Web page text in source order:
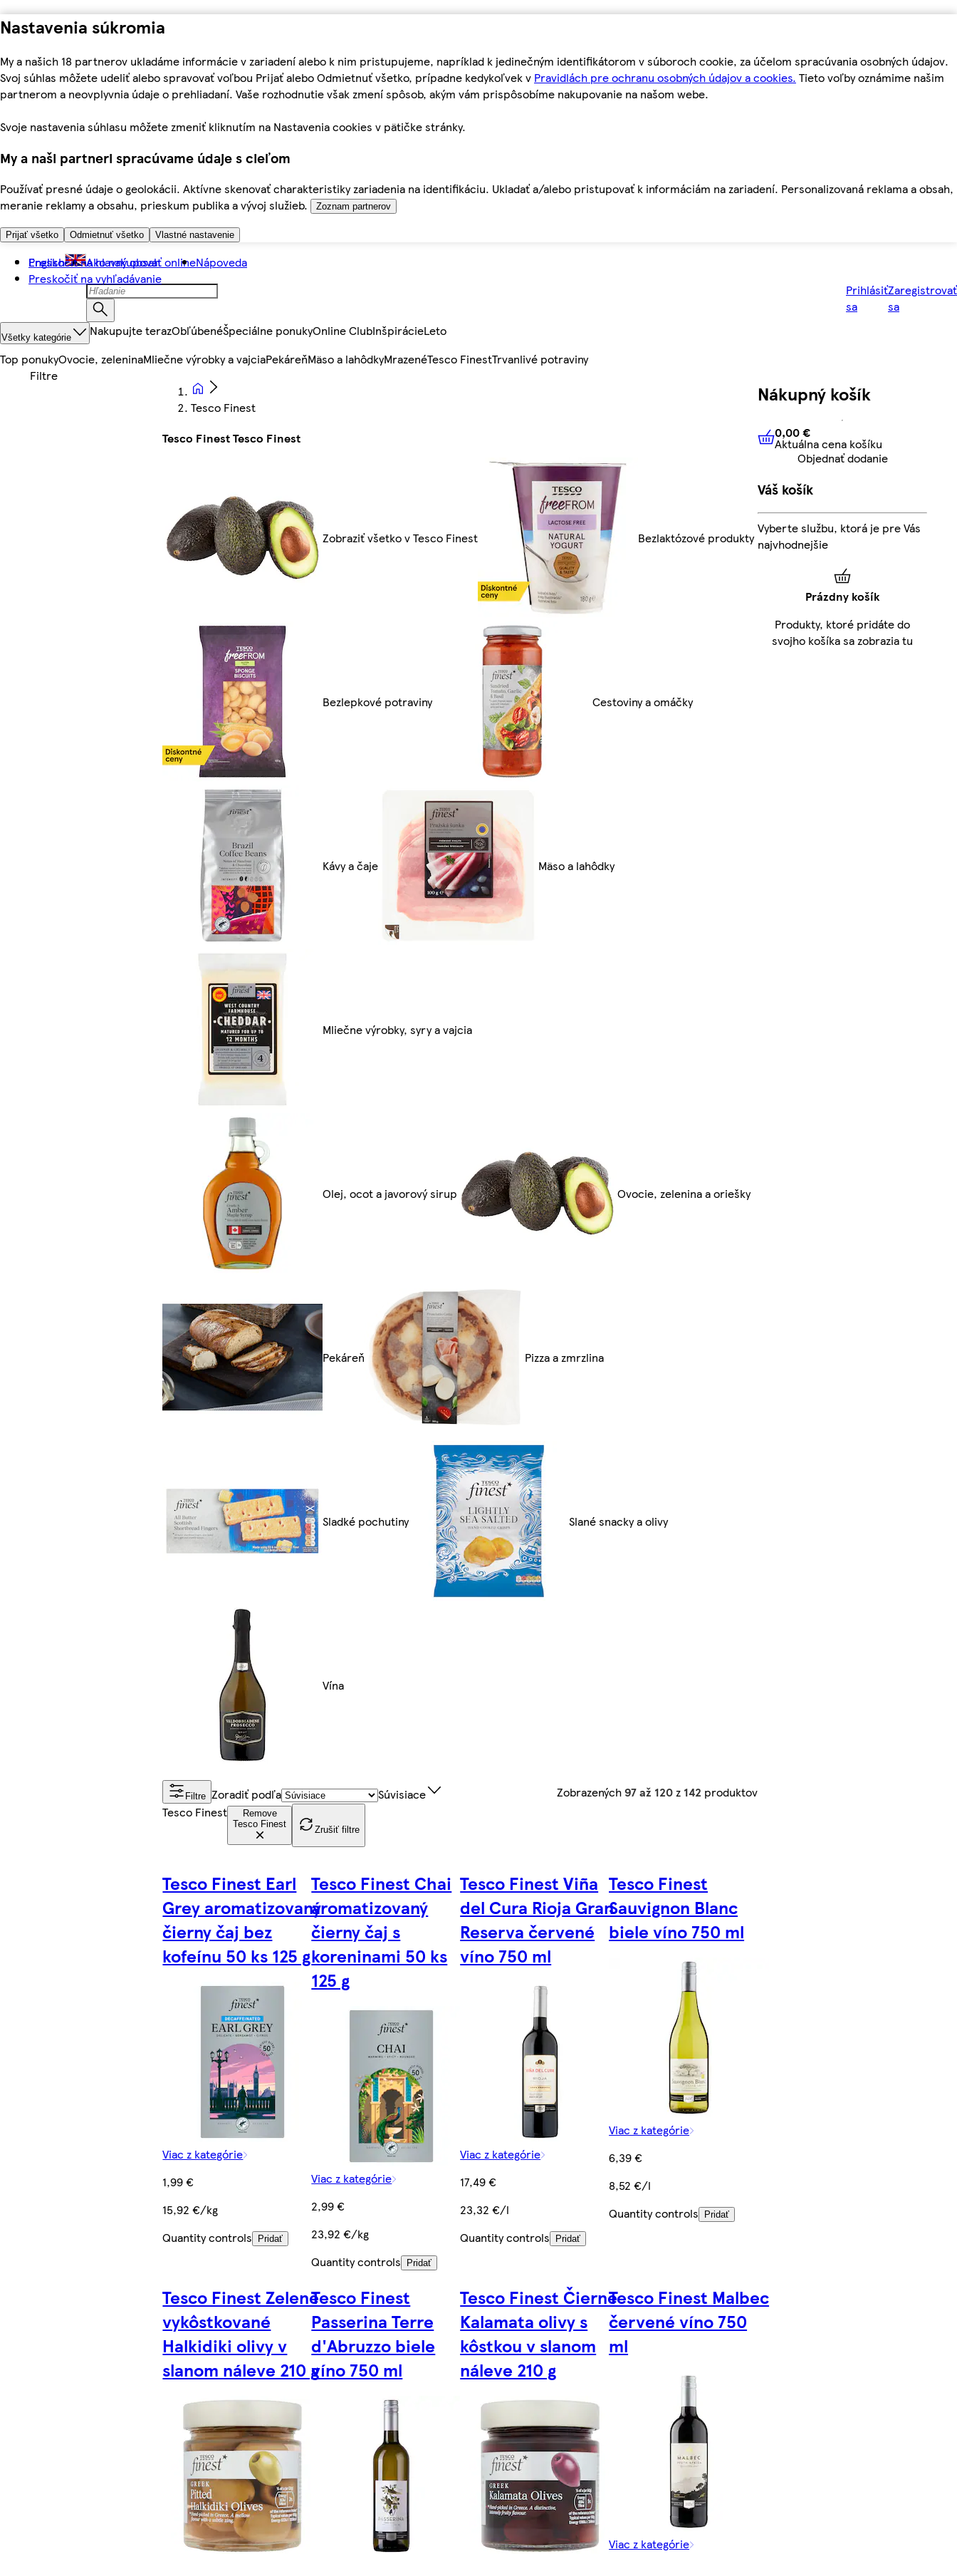
Nastavenia súkromia
My a našich 18 partnerov ukladáme informácie v zariadení alebo k nim pristupujeme, napríklad k jedinečným identifikátorom v súboroch cookie, za účelom spracúvania osobných údajov.
Svoj súhlas môžete udeliť alebo spravovať voľbou Prijať alebo Odmietnuť všetko, prípadne kedykoľvek v Pravidlách pre ochranu osobných údajov a cookies. Tieto voľby oznámime našim
partnerom a neovplyvnia údaje o prehliadaní. Vaše rozhodnutie však zmení spôsob, akým vám prispôsobíme nakupovanie na našom webe.
Svoje nastavenia súhlasu môžete zmeniť kliknutím na Nastavenia cookies v pätičke stránky.
My a naši partneri spracúvame údaje s cieľom
Používať presné údaje o geolokácii. Aktívne skenovať charakteristiky zariadenia na identifikáciu. Ukladať a/alebo pristupovať k informáciám na zariadení. Personalizovaná reklama a obsah,
meranie reklamy a obsahu, prieskum publika a vývoj služieb.
Zoznam partnerov
Prijať všetko Odmietnuť všetko Vlastné nastavenie
Preskočiť na hlavný obsah
Preskočiť na vyhľadávanie
English Ako nakupovať onlineNápoveda
Prihlásiť
sa
Zaregistrovať
sa
Všetky kategórie Nakupujte terazObľúbenéŠpeciálne ponukyOnline ClubInšpirácieLeto
Top ponukyOvocie, zeleninaMliečne výrobky a vajciaPekáreňMäso a lahôdkyMrazenéTesco FinestTrvanlivé potraviny
Tesco Finest
Tesco Finest Tesco Finest
Zobraziť všetko v Tesco Finest Bezlaktózové produkty
Bezlepkové potraviny Cestoviny a omáčky
Kávy a čaje Mäso a lahôdky
Mliečne výrobky, syry a vajcia
Olej, ocot a javorový sirup Ovocie, zelenina a oriešky
Pekáreň Pizza a zmrzlina
Sladké pochutiny Slané snacky a olivy
Vína
Filtre Zoradiť podľa Súvisiace Zobrazených97 až 120z 142 produktov
Tesco Finest
Remove
Tesco Finest
Zrušiť filtre
Tesco Finest Earl
Grey aromatizovaný
čierny čaj bez
kofeínu 50 ks 125 g
Viac z kategórie
1,99 €
15,92 €/kg
Quantity controls
Pridať
Tesco Finest Chai
aromatizovaný
čierny čaj s
koreninami 50 ks
125 g
Viac z kategórie
2,99 €
23,92 €/kg
Quantity controls
Pridať
Tesco Finest Viña
del Cura Rioja Gran
Reserva červené
víno 750 ml
Viac z kategórie
17,49 €
23,32 €/l
Quantity controls
Pridať
Tesco Finest
Sauvignon Blanc
biele víno 750 ml
Viac z kategórie
6,39 €
8,52 €/l
Quantity controls
Pridať
Tesco Finest Zelené
vykôstkované
Halkidiki olivy v
slanom náleve 210 g
Tesco Finest
Passerina Terre
d'Abruzzo biele
víno 750 ml
Tesco Finest Čierne
Kalamata olivy s
kôstkou v slanom
náleve 210 g
Tesco Finest Malbec
červené víno 750
ml
Viac z kategórie
Nákupný košík
0,00 € Aktuálna cena košíku
0,00 €
Aktuálna cena košíku
Objednať dodanie
Váš košík
Vyberte službu, ktorá je pre Vás
najvhodnejšie
Prázdny košík
Produkty, ktoré pridáte do
svojho košíka sa zobrazia tu